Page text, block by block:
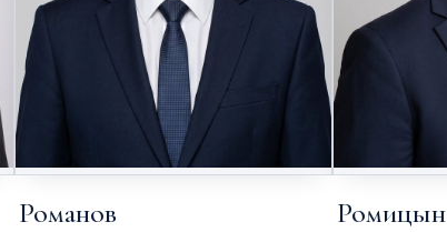
Романов Ромицын